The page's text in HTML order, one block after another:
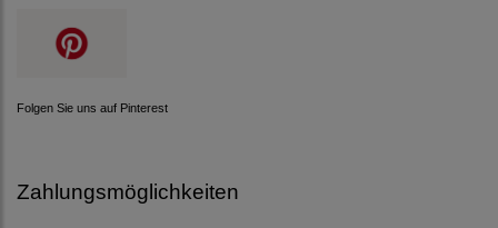
Folgen Sie uns auf Pinterest
Zahlungsmöglichkeiten